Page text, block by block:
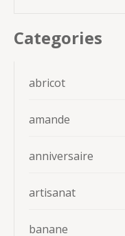
Categories
abricot
amande
anniversaire
artisanat
banane